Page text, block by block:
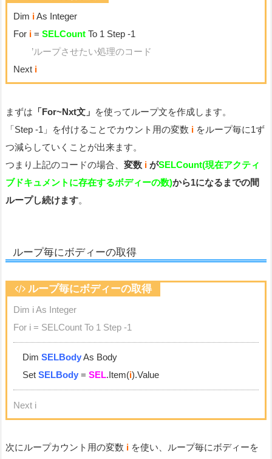
Dim iAs Integer
For i = SELCount To 1 Step -1
’ループさせたい処理のコード
Next i
まずは 「For~Nxt文」 を使ってループ文を作成します。
「Step -1」を付けることでカウント用の変数 i をループ毎に1ず
つ減らしていくことが出来ます。
つまり上記のコードの場合、 変数 i がSELCount(現在アクティ
ブドキュメントに存在するボディーの数)から1になるまでの間
ループし続けます。
ループ毎にボディーの取得
ループ毎にボディーの取得
Dim i As Integer
For i = SELCount To 1 Step -1
Dim SELBodyAs Body
Set SELBody = SEL.Item(i).Value
Next i
次にループカウント用の変数 i を使い、ループ毎にボディーを